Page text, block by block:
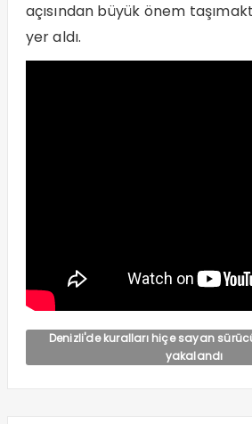
açısından büyük önem
yer aldı.
Denizli'de kuralları hiçe sayan
yakalandı